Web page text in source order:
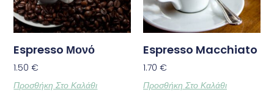
Espresso Μονό
1.50€
Προσθήκη Στο Καλάθι
Espresso Macchiato
1.70 €
Προσθήκη Στο Καλάθι